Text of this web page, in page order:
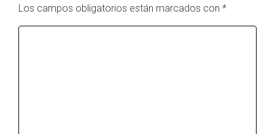
Los campos obligatorios están marcados con *